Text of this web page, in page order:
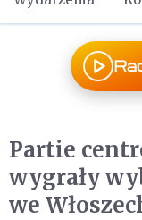
Partie
wygrały
we